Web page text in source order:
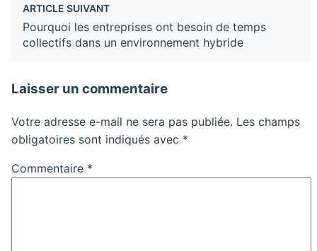
ARTICLE SUIVANT
Pourquoi les entreprises ont besoin de temps
collectifs dans un environnement hybride
Laisser un commentaire
Votre adresse e-mail ne sera pas publiée. Les champs
obligatoires sont indiqués avec *
Commentaire *